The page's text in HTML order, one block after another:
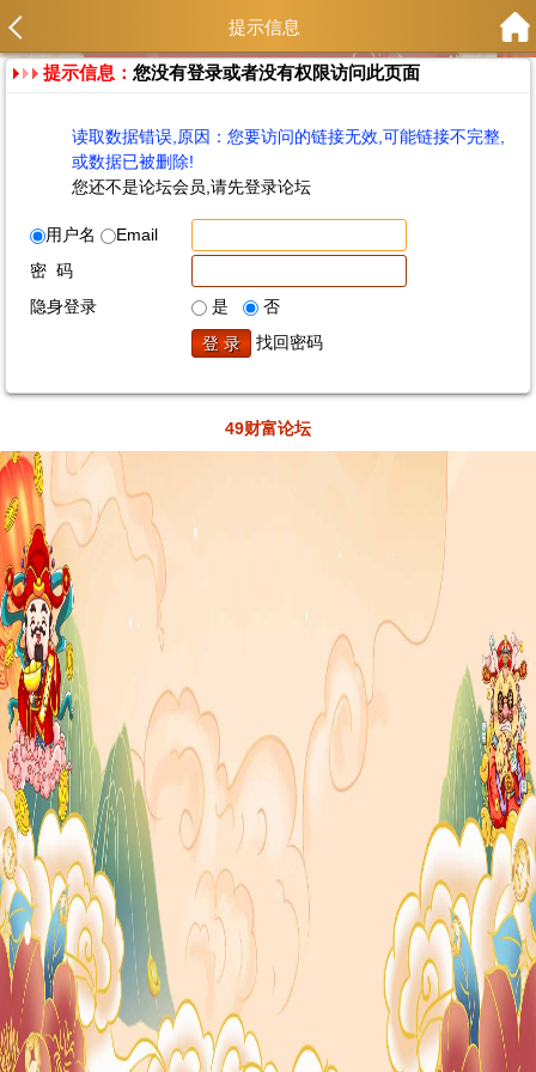
提示信息
提示信息：您没有登录或者没有权限访问此页面
读取数据错误,原因：您要访问的链接无效,可能链接不完整,
或数据已被删除!
您还不是论坛会员,请先登录论坛
用户名
Email
密 码
隐身登录
是
否
找回密码
49财富论坛